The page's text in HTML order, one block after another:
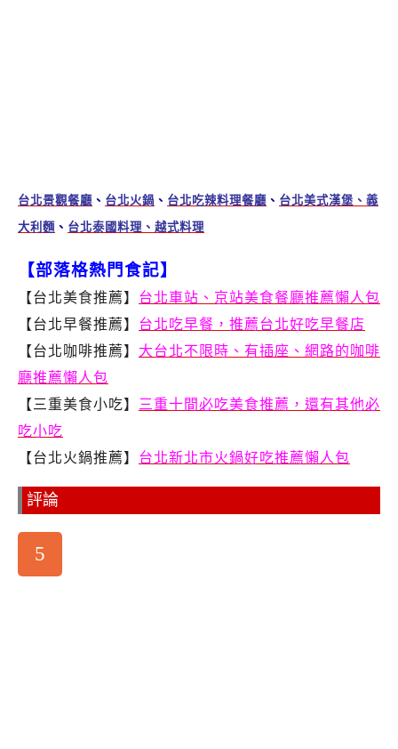
台北景觀餐廳 、 台北火鍋 、 台北吃辣料理餐廳 、 台北美式漢堡、義
大利麵 、 台北泰國料理、越式料理
【部落格熱門食記】
【台北美食推薦】 台北車站、京站美食餐廳推薦懶人包
【台北早餐推薦】 台北吃早餐，推薦台北好吃早餐店
【台北咖啡推薦】 大台北不限時、有插座、網路的咖啡
廳推薦懶人包
【三重美食小吃】
三重十間必吃美食推薦，還有其他必
吃小吃
【台北火鍋推薦】 台北新北市火鍋好吃推薦懶人包
評論
5